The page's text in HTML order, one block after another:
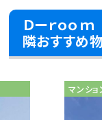
Ｄーｒｏｏ
隣おすすめ
マンショ